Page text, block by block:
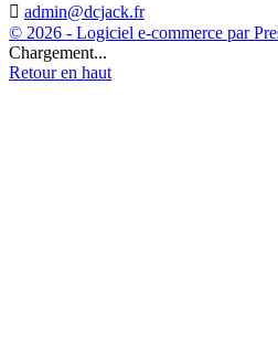
 admin@dcjack.fr
© 2026 - Logiciel e-commerce par
Chargement...
Retour en haut